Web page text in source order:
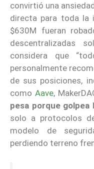
convirtió una
directa para toda la
$630M fueran
descentralizadas
considera que
personalmente
de sus posiciones,
como Aave,
pesa porque
solo a protocolos
modelo de
perdiendo terreno